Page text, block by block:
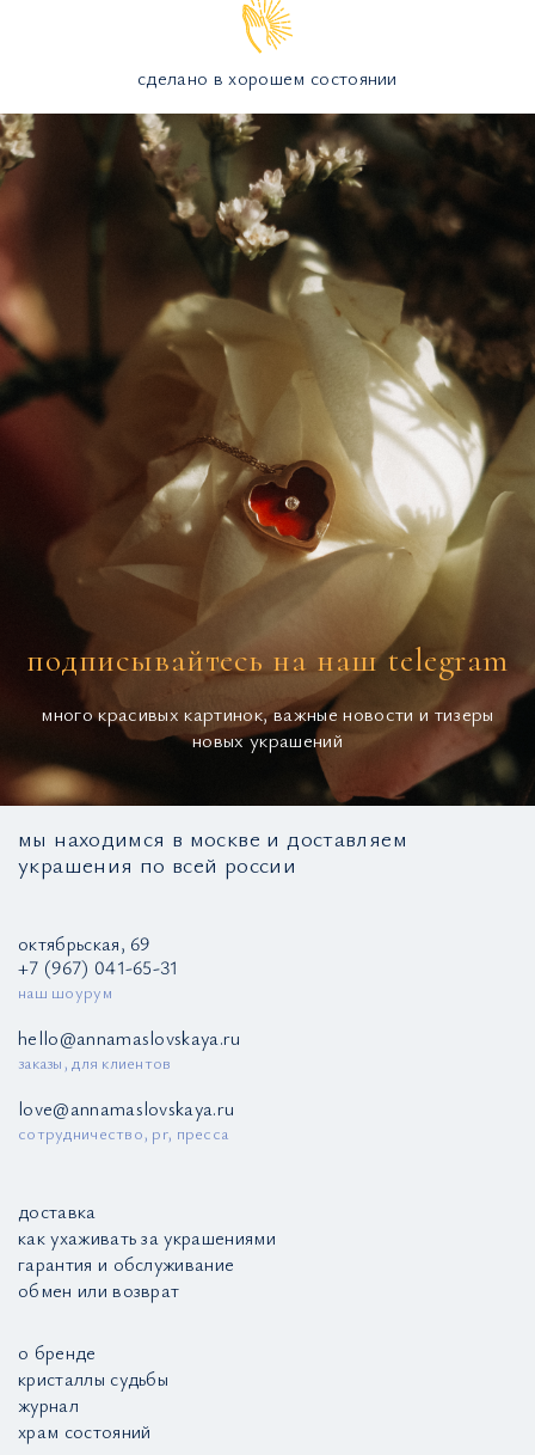
сделано в хорошем состоянии
подписывайтесь на наш telegram
много красивых картинок, важные новости и тизеры
новых украшений
мы находимся в москве и доставляем
украшения по всей россии
октябрьская, 69
+7 (967) 041-65-31
наш шоурум
hello@annamaslovskaya.ru
заказы, для клиентов
love@annamaslovskaya.ru
сотрудничество, pr, пресса
доставка
как ухаживать за украшениями
гарантия и обслуживание
обмен или возврат
о бренде
кристаллы судьбы
журнал
храм состояний